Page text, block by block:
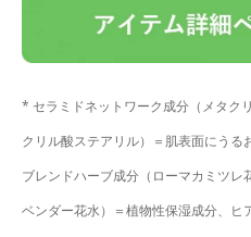
* セラミドネットワーク成分（メタク
クリル酸ステアリル）＝肌表面にうる
ブレンドハーブ成分（ローマカミツレ
ベンダー花水）＝植物性保湿成分、ヒ